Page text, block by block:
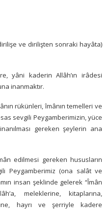
ve dirilişten sonraki hayâta)
yâni kaderin Allâh’ın irâdesi
inanmaktır.
rükünleri, îmânın temelleri ve
sevgili Peygamberimizin, yüce
gereken şeylerin ana
edilmesi gereken hususların
Peygamberimiz (ona salât ve
insan şeklinde gelerek “Îmân
meleklerine, kitaplarına,
hayrı ve şerriyle kadere